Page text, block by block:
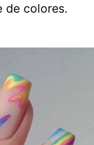
de colores.